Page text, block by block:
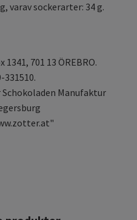
varav sockerarter: 34 g.
701 13 ÖREBRO.
331510.
Manufaktur